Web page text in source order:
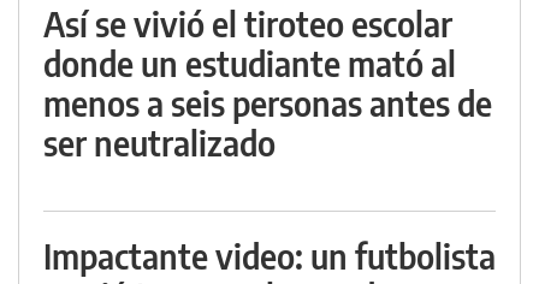
Así se vivió el tiroteo escolar
donde un estudiante mató al
menos a seis personas antes de
ser neutralizado
Impactante video: un futbolista